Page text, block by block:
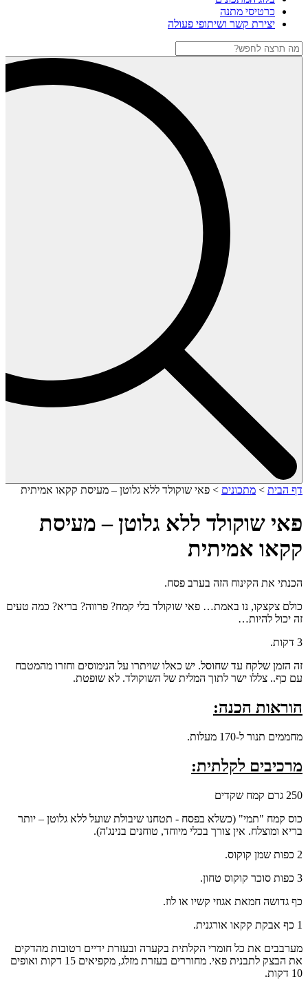
כרטיסי מתנה
יצירת קשר ושיתופי פעולה
דף הבית > מתכונים > פאי שוקולד ללא גלוטן – מעיסת קקאו אמיתית
פאי שוקולד ללא גלוטן – מעיסת
קקאו אמיתית
הכנתי את הקינוח הזה בערב פסח.
כולם צקצקו, נו באמת… פאי שוקולד בלי קמח? פרווה? בריא? כמה טעים
זה יכול להיות…
3 דקות.
זה הזמן שלקח עד שחוסל. יש כאלו שויתרו על הנימוסים וחזרו מהמטבח
עם כף.. צללו ישר לתוך המלית של השוקולד. לא שופטת.
הוראות הכנה:
מחממים תנור ל-170 מעלות.
מרכיבים לקלתית:
250 גרם קמח שקדים
כוס קמח "תמי" (כשלא בפסח - תטחנו שיבולת שועל ללא גלוטן – יותר
בריא ומוצלח. אין צורך בכלי מיוחד, טוחנים בנינג'ה).
2 כפות שמן קוקוס.
3 כפות סוכר קוקוס טחון.
כף גדושה חמאת אגוזי קשיו או לוז.
1 כף אבקת קקאו אורגנית.
מערבבים את כל חומרי הקלתית בקערה ובעזרת ידיים רטובות מהדקים
את הבצק לתבנית פאי. מחוררים בעזרת מזלג, מקפיאים 15 דקות ואופים
10 דקות.